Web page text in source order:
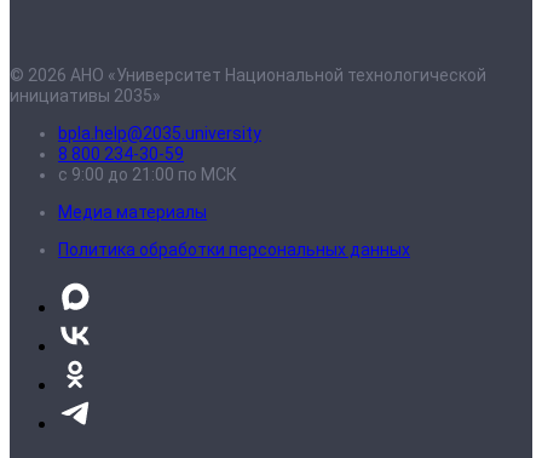
© 2026 АНО «Университет Национальной технологической
инициативы 2035»
bpla.help@2035.university
8 800 234-30-59
с 9:00 до 21:00 по МСК
Медиа материалы
Политика обработки персональных данных